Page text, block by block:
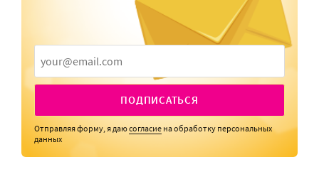
ПОДПИСАТЬСЯ
Отправляя форму, я даюсогласие на обработку персональных
данных